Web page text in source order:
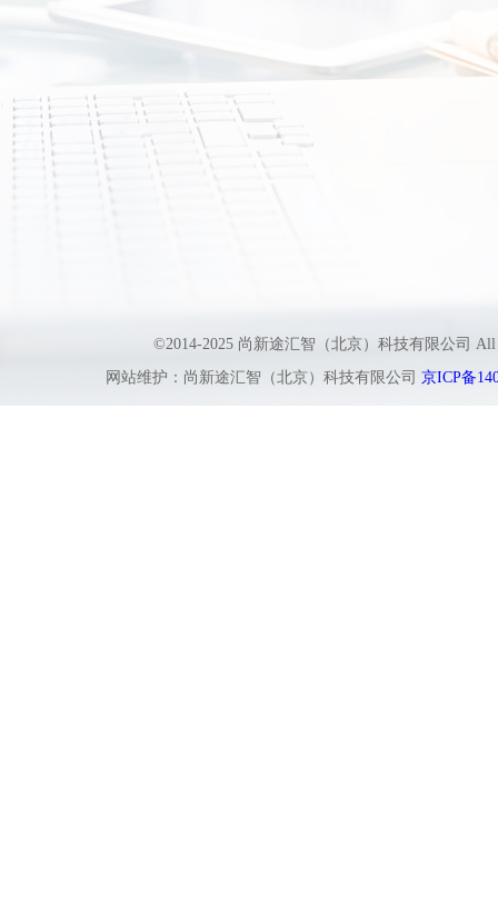
©2014-2025 尚新途汇智（北京）科技有限公司
网站维护：尚新途汇智（北京）科技有限公司 京ICP备